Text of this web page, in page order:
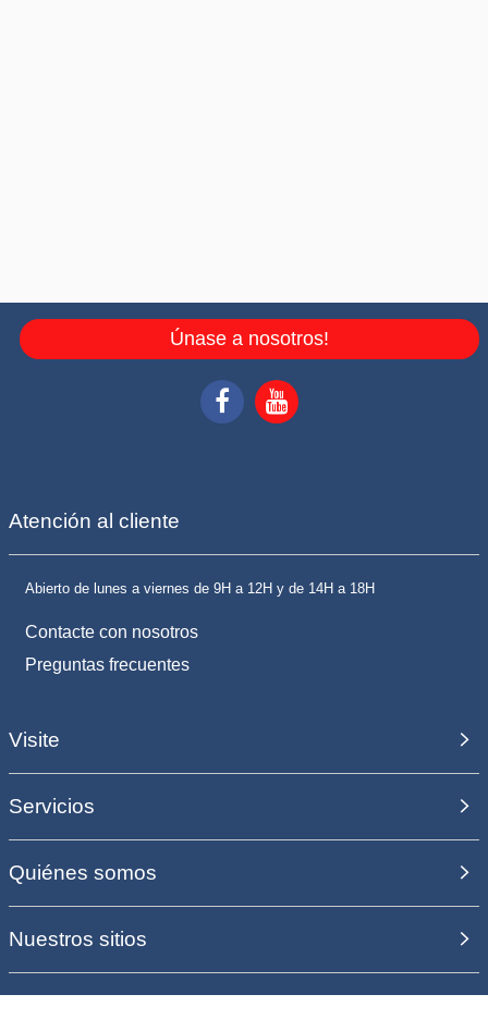
Únase a nosotros!
Atención al cliente
Abierto de lunes a viernes de 9H a 12H y de 14H a 18H
Contacte con nosotros
Preguntas frecuentes
Visite
Servicios
Quiénes somos
Nuestros sitios